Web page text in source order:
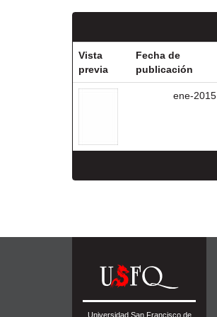
Vista
previa
Fecha de
publicación
ene-2015
Universidad San Francisco de